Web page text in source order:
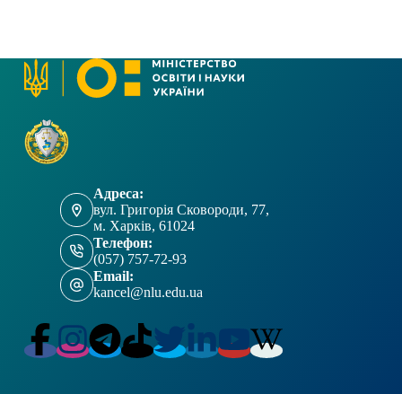
Адреса:
вул. Григорія Сковороди, 77,
м. Харків, 61024
Телефон:
(057) 757-72-93
Email:
kancel@nlu.edu.ua